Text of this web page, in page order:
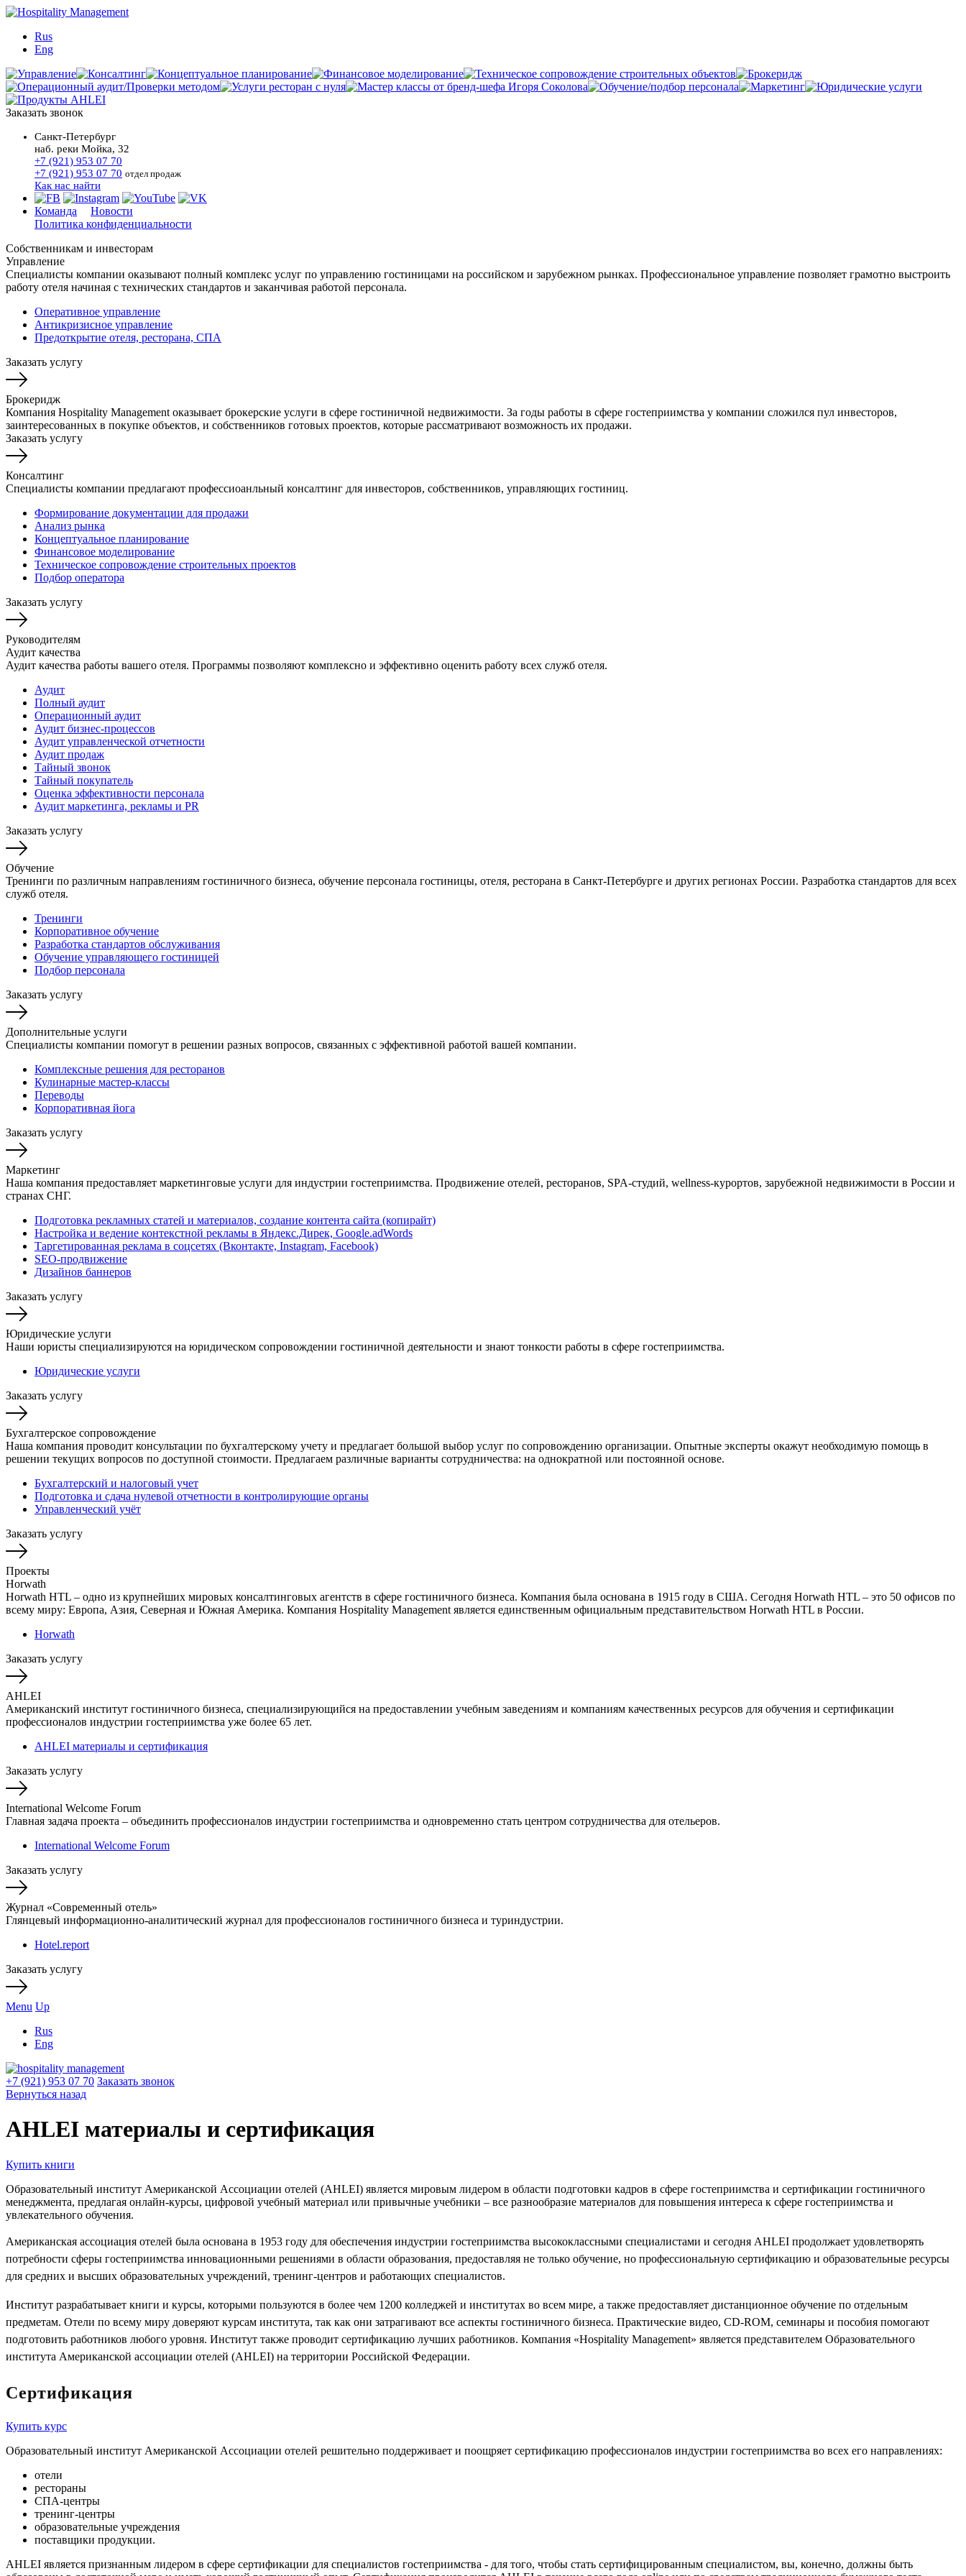
Rus
Eng
Заказать звонок
Санкт-Петербург
наб. реки Мойка, 32
+7 (921) 953 07 70
+7 (921) 953 07 70 отдел продаж
Как нас найти
Команда
Новости
Политика конфиденциальности
Собственникам и инвесторам
Управление
Специалисты компании оказывают полный комплекс услуг по управлению гостиницами на российском и зарубежном рынках. Профессиональное управление позволяет грамотно выстроить
работу отеля начиная с технических стандартов и заканчивая работой персонала.
Оперативное управление
Антикризисное управление
Предоткрытие отеля, ресторана, СПА
Заказать услугу
Брокеридж
Компания Hospitality Management оказывает брокерские услуги в сфере гостиничной недвижимости. За годы работы в сфере гостеприимства у компании сложился пул инвесторов,
заинтересованных в покупке объектов, и собственников готовых проектов, которые рассматривают возможность их продажи.
Заказать услугу
Консалтинг
Специалисты компании предлагают профессиоанльный консалтинг для инвесторов, собственников, управляющих гостиниц.
Формирование документации для продажи
Анализ рынка
Концептуальное планирование
Финансовое моделирование
Техническое сопровождение строительных проектов
Подбор оператора
Заказать услугу
Руководителям
Аудит качества
Аудит качества работы вашего отеля. Программы позволяют комплексно и эффективно оценить работу всех служб отеля.
Аудит
Полный аудит
Операционный аудит
Аудит бизнес-процессов
Аудит управленческой отчетности
Аудит продаж
Тайный звонок
Тайный покупатель
Оценка эффективности персонала
Аудит маркетинга, рекламы и PR
Заказать услугу
Обучение
Тренинги по различным направлениям гостиничного бизнеса, обучение персонала гостиницы, отеля, ресторана в Санкт-Петербурге и других регионах России. Разработка стандартов для всех
служб отеля.
Тренинги
Корпоративное обучение
Разработка стандартов обслуживания
Обучение управляющего гостиницей
Подбор персонала
Заказать услугу
Дополнительные услуги
Специалисты компании помогут в решении разных вопросов, связанных с эффективной работой вашей компании.
Комплексные решения для ресторанов
Кулинарные мастер-классы
Переводы
Корпоративная йога
Заказать услугу
Маркетинг
Наша компания предоставляет маркетинговые услуги для индустрии гостеприимства. Продвижение отелей, ресторанов, SPA-студий, wellness-курортов, зарубежной недвижимости в России и
странах СНГ.
Подготовка рекламных статей и материалов, создание контента сайта (копирайт)
Настройка и ведение контекстной рекламы в Яндекс.Дирек, Google.adWords
Таргетированная реклама в соцсетях (Вконтакте, Instagram, Facebook)
SEO-продвижение
Дизайнов баннеров
Заказать услугу
Юридические услуги
Наши юристы специализируются на юридическом сопровождении гостиничной деятельности и знают тонкости работы в сфере гостеприимства.
Юридические услуги
Заказать услугу
Бухгалтерское сопровождение
Наша компания проводит консультации по бухгалтерскому учету и предлагает большой выбор услуг по сопровождению организации. Опытные эксперты окажут необходимую помощь в
решении текущих вопросов по доступной стоимости. Предлагаем различные варианты сотрудничества: на однократной или постоянной основе.
Бухгалтерский и налоговый учет
Подготовка и сдача нулевой отчетности в контролирующие органы
Управленческий учёт
Заказать услугу
Проекты
Horwath
Horwath HTL – одно из крупнейших мировых консалтинговых агентств в сфере гостиничного бизнеса. Компания была основана в 1915 году в США. Сегодня Horwath HTL – это 50 офисов по
всему миру: Европа, Азия, Северная и Южная Америка. Компания Hospitality Management является единственным официальным представительством Horwath HTL в России.
Horwath
Заказать услугу
AHLEI
Американский институт гостиничного бизнеса, специализирующийся на предоставлении учебным заведениям и компаниям качественных ресурсов для обучения и сертификации
профессионалов индустрии гостеприимства уже более 65 лет.
AHLEI материалы и сертификация
Заказать услугу
International Welcome Forum
Главная задача проекта – объединить профессионалов индустрии гостеприимства и одновременно стать центром сотрудничества для отельеров.
International Welcome Forum
Заказать услугу
Журнал «Современный отель»
Глянцевый информационно-аналитический журнал для профессионалов гостиничного бизнеса и туриндустрии.
Hotel.report
Заказать услугу
Menu Up
Rus
Eng
+7 (921) 953 07 70 Заказать звонок
Вернуться назад
AHLEI материалы и сертификация
Купить книги
Образовательный институт Американской Ассоциации отелей (AHLEI) является мировым лидером в области подготовки кадров в сфере гостеприимства и сертификации гостиничного
менеджмента, предлагая онлайн-курсы, цифровой учебный материал или привычные учебники – все разнообразие материалов для повышения интереса к сфере гостеприимства и
увлекательного обучения.
Американская ассоциация отелей была основана в 1953 году для обеспечения индустрии гостеприимства высококлассными специалистами и сегодня AHLEI продолжает удовлетворять
потребности сферы гостеприимства инновационными решениями в области образования, предоставляя не только обучение, но профессиональную сертификацию и образовательные ресурсы
для средних и высших образовательных учреждений, тренинг-центров и работающих специалистов.
Институт разрабатывает книги и курсы, которыми пользуются в более чем 1200 колледжей и институтах во всем мире, а также предоставляет дистанционное обучение по отдельным
предметам. Отели по всему миру доверяют курсам института, так как они затрагивают все аспекты гостиничного бизнеса. Практические видео, CD-ROM, семинары и пособия помогают
подготовить работников любого уровня. Институт также проводит сертификацию лучших работников. Компания «Hospitality Management» является представителем Образовательного
института Американской ассоциации отелей (AHLEI) на территории Российской Федерации.
Сертификация
Купить курс
Образовательный институт Американской Ассоциации отелей решительно поддерживает и поощряет сертификацию профессионалов индустрии гостеприимства во всех его направлениях:
отели
рестораны
СПА-центры
тренинг-центры
образовательные учреждения
поставщики продукции.
AHLEI является признанным лидером в сфере сертификации для специалистов гостеприимства - для того, чтобы стать сертифицированным специалистом, вы, конечно, должны быть